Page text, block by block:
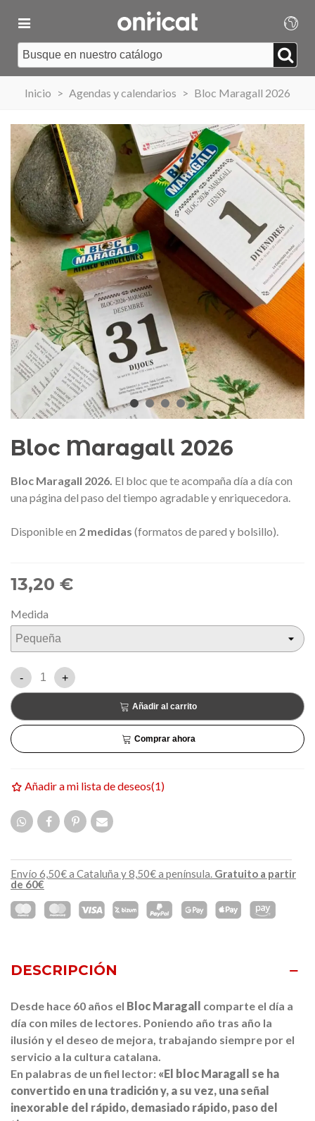
Inicio > Agendas y calendarios > Bloc Maragall 2026
Bloc Maragall 2026
Bloc Maragall 2026. El bloc que te acompaña día a día con
una página del paso del tiempo agradable y enriquecedora.
Disponible en 2 medidas (formatos de pared y bolsillo).
13,20 €
Medida
- +
Añadir al carrito
Comprar ahora
Añadir a mi lista de deseos(1)
Envío 6,50€ a Cataluña y 8,50€ a península. Gratuito a partir
de 60€
DESCRIPCIÓN
Desde hace 60 años el Bloc Maragall comparte el día a
día con miles de lectores. Poniendo año tras año la
ilusión y el deseo de mejora, trabajando siempre por el
servicio a la cultura catalana.
En palabras de un fiel lector: «El bloc Maragall se ha
convertido en una tradición y, a su vez, una señal
inexorable del rápido, demasiado rápido, paso del
conmemorativa Gaudí 2026
– Edición limitada
89,00 € NUEVO
Añadir al carrito
Mochila Stivibags
149,00 €
Ver más